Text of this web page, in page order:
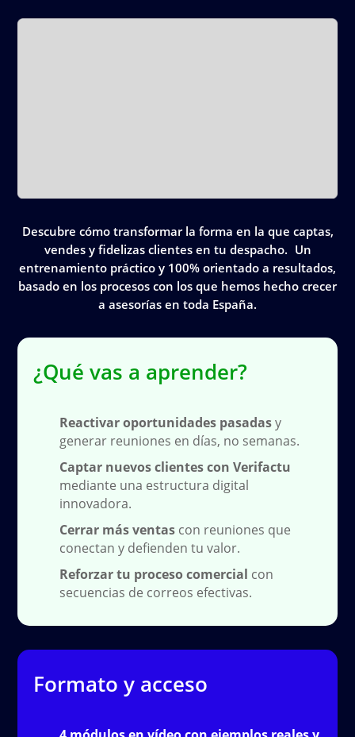
Descubre cómo transformar la forma en la que captas,
vendes y fidelizas clientes en tu despacho. Un
entrenamiento práctico y 100% orientado a resultados,
basado en los procesos con los que hemos hecho crecer
a asesorías en toda España.
¿Qué vas a aprender?
Reactivar oportunidades pasadasy
generar reuniones en días, no semanas.
Captar nuevos clientes con Verifactu
mediante una estructura digital
innovadora.
Cerrar más ventascon reuniones que
conectan y defienden tu valor.
Reforzar tu proceso comercial con
secuencias de correos efectivas.
Formato y acceso